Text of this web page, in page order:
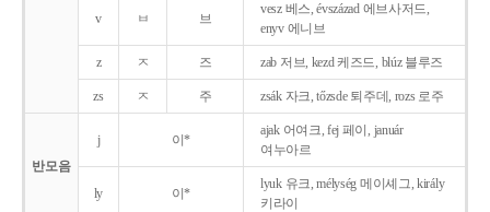
v ㅂ 브
vesz 베스, évszázad 에브사저드,
enyv 에니브
z ㅈ 즈 zab 저브, kezd 케즈드, blúz 블루즈
zs ㅈ 주 zsák 자크, tőzsde 퇴주데, rozs 로주
반모음
j 이*
ajak 어여크, fej 페이, január
여누아르
ly 이*
lyuk 유크, mélység 메이셰그, király
키라이